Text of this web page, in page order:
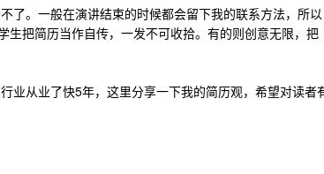
了。一般在演讲结束的时候都会留下我的联系方法，所以
生把简历当作自传，一发不可收拾。有的则创意无限，把
业从业了快5年，这里分享一下我的简历观，希望对读者